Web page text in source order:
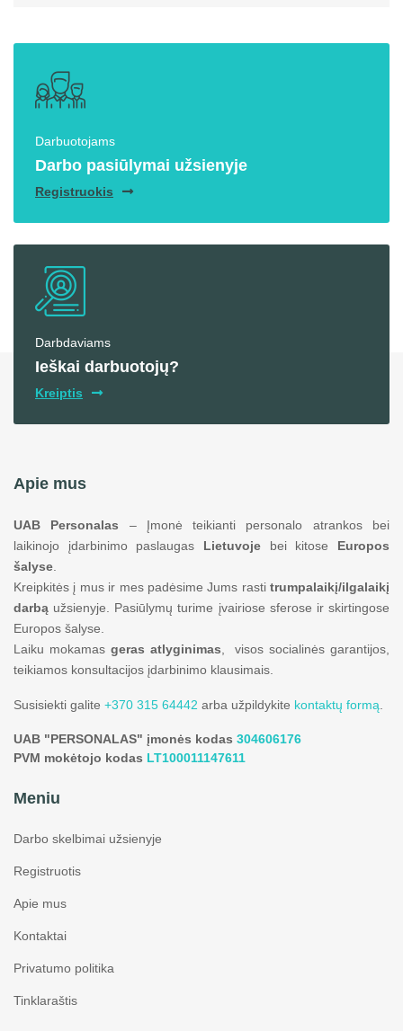
Darbuotojams
Darbo pasiūlymai užsienyje
Registruokis
Darbdaviams
Ieškai darbuotojų?
Kreiptis
Apie mus
UAB Personalas – Įmonė teikianti personalo atrankos bei
laikinojo įdarbinimo paslaugas Lietuvoje bei kitose Europos
šalyse
Kreipkitės į mus ir mes padėsime Jums rasti trumpalaikį/ilgalaikį
darbą užsienyje. Pasiūlymų turime įvairiose sferose ir skirtingose
Europos šalyse.
Laiku mokamas geras atlyginimas , visos socialinės garantijos,
teikiamos konsultacijos įdarbinimo klausimais.
Susisiekti galite +370 315 64442 arba užpildykite kontaktų formą
UAB "PERSONALAS" įmonės kodas 304606176
PVM mokėtojo kodas LT100011147611
Meniu
Darbo skelbimai užsienyje
Registruotis
Apie mus
Kontaktai
Privatumo politika
Tinklaraštis